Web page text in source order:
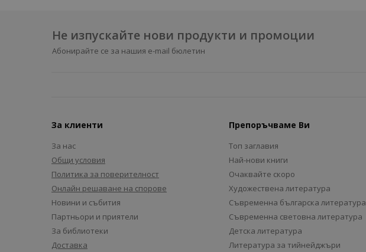
Не изпускайте нови продукти и промоции
Абонирайте се за нашия e-mail бюлетин
За клиенти
За нас
Общи условия
Политика за поверителност
Онлайн решаване на спорове
Новини и събития
Партньори и приятели
За библиотеки
Доставка
Препоръчваме Ви
Топ заглавия
Най-нови книги
Очаквайте скоро
Художествена литература
Съвременна българска литература
Съвременна световна литература
Детска литература
Литература за тийнейджъри